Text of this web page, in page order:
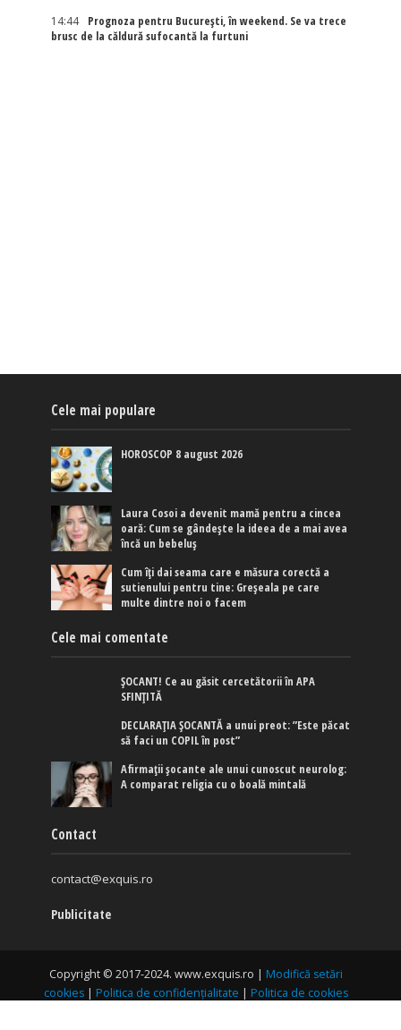
14:44
Prognoza pentru București, în weekend. Se va trece
brusc de la căldură sufocantă la furtuni
Cele mai populare
HOROSCOP 8 august 2026
Laura Cosoi a devenit mamă pentru a cincea
oară: Cum se gândește la ideea de a mai avea
încă un bebeluș
Cum îți dai seama care e măsura corectă a
sutienului pentru tine: Greșeala pe care
multe dintre noi o facem
Cele mai comentate
ȘOCANT! Ce au găsit cercetătorii în APA
SFINȚITĂ
DECLARAȚIA ȘOCANTĂ a unui preot: ”Este păcat
să faci un COPIL în post”
Afirmaţii şocante ale unui cunoscut neurolog:
A comparat religia cu o boală mintală
Contact
contact@exquis.ro
Publicitate
Copyright © 2017-2024. www.exquis.ro | Modifică setări
cookies | Politica de confidențialitate | Politica de cookies